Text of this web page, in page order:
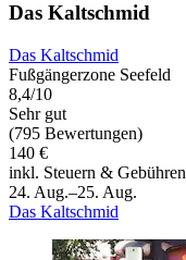
Das Kaltschmid
Das Kaltschmid
Fußgängerzone Seefeld
8,4/10
Sehr gut
(795 Bewertungen)
140 €
inkl. Steuern & Gebühren
24. Aug.–25. Aug.
Das Kaltschmid